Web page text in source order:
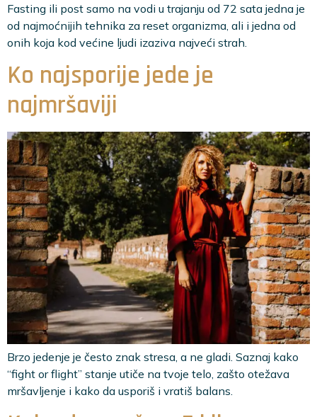
Fasting ili post samo na vodi u trajanju od 72 sata jedna je
od najmoćnijih tehnika za reset organizma, ali i jedna od
onih koja kod većine ljudi izaziva najveći strah.
Ko najsporije jede je
najmršaviji
Brzo jedenje je često znak stresa, a ne gladi. Saznaj kako
“fight or flight” stanje utiče na tvoje telo, zašto otežava
mršavljenje i kako da usporiš i vratiš balans.